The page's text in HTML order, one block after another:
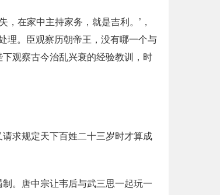
，在家中主持家务，就是吉利。’，
理。臣观察历朝帝王，没有哪一个与
观察古今治乱兴衰的经验教训，时
求规定天下百姓二十三岁时才算成
。唐中宗让韦后与武三思一起玩一